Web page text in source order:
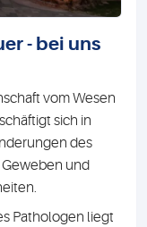
- bei uns
vom Wesen
sich in
des
und
Pathologen liegt